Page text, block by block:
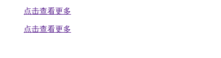
点击查看更多
点击查看更多